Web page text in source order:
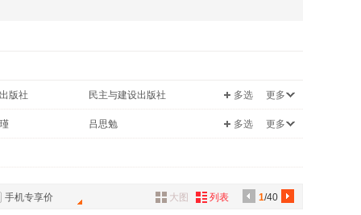
版社
民主与建设出版社
版社
中国言实出版社
多选 更多
吕思勉
多选 更多
手机专享价 1/40
大图 列表